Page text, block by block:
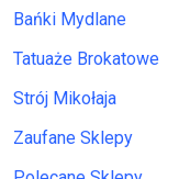
Bańki Mydlane
Tatuaże Brokatowe
Strój Mikołaja
Zaufane Sklepy